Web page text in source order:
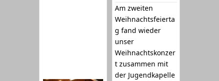
Am zweiten
Weihnachtsfeierta
g fand wieder
unser
Weihnachtskonzer
t zusammen mit
der Jugendkapelle